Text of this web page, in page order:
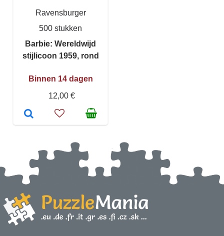
Ravensburger
500 stukken
Barbie: Wereldwijd
stijlicoon 1959, rond
Binnen 14 dagen
12,00 €